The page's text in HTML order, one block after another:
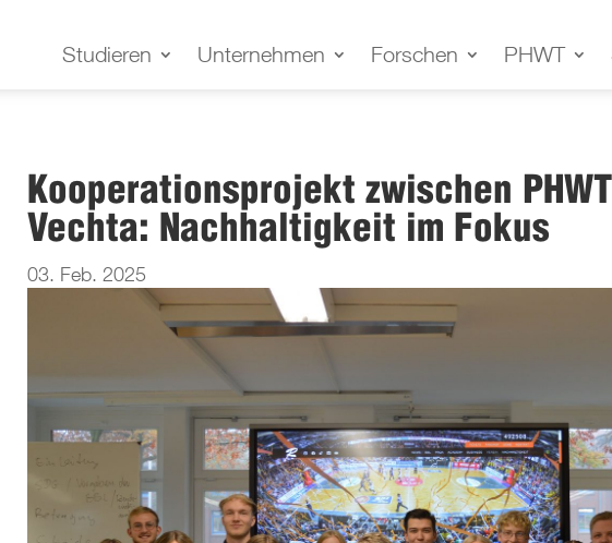
Studieren Unternehmen Forschen PHWT
Kooperationsprojekt zwischen
Vechta: Nachhaltigkeit im Fokus
03. Feb. 2025